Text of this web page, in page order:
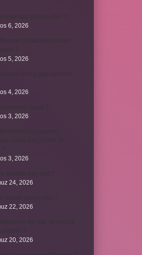
6, 2026
5, 2026
4, 2026
3, 2026
3, 2026
24, 2026
22, 2026
20, 2026